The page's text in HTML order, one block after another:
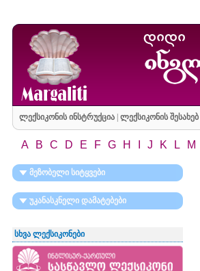
ლექსიკონის ინსტრუქცია| ლექსიკონის შესახებ|
A B C D E F G H J K L M
მეზობელი სიტყვები
უკანასკნელი დამატებები
სხვა ლექსიკონები